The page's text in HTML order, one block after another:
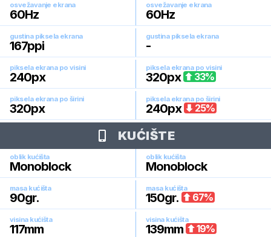
osvežavanje ekrana
60Hz
osvežavanje ekrana
60Hz
gustina piksela ekrana
167ppi
gustina piksela ekrana
-
piksela ekrana po visini
240px
piksela ekrana po visini
320px 33%
piksela ekrana po širini
320px
piksela ekrana po širini
240px 25%
KUĆIŠTE
oblik kućišta
Monoblock
oblik kućišta
Monoblock
masa kućišta
90gr.
masa kućišta
150gr. 67%
visina kućišta
117mm
visina kućišta
139mm 19%